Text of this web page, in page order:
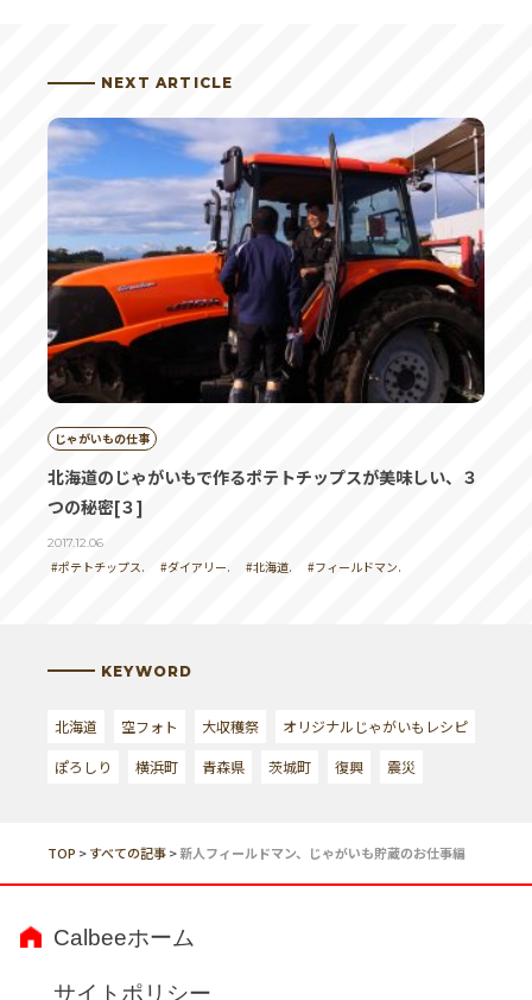
NEXT ARTICLE
じゃがいもの仕事
北海道のじゃがいもで作るポテトチップスが美味しい、３
つの秘密[３]
2017.12.06
#ポテトチップス. #ダイアリー. #北海道. #フィールドマン.
KEYWORD
北海道 空フォト 大収穫祭
オリジナルじゃがいもレシピ
ぽろしり
横浜町 青森県 茨城町 復興 震災
TOP >すべての記事>新人フィールドマン、じゃがいも貯蔵のお仕事編
Calbeeホーム
サイトポリシー